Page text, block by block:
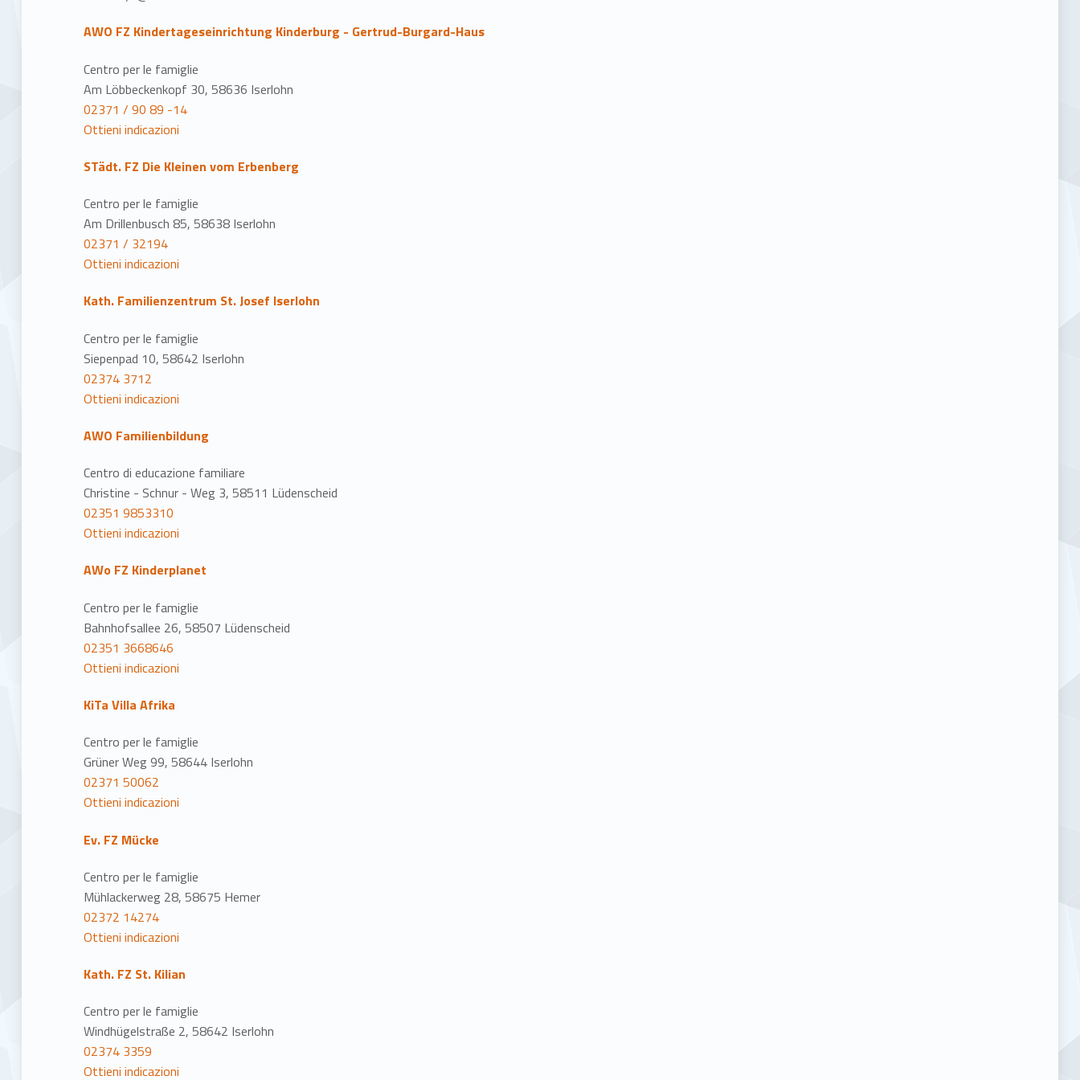
AWO FZ Kindertageseinrichtung Kinderburg - Gertrud-Burgard-Haus
Centro per le famiglie
Am Löbbeckenkopf 30, 58636 Iserlohn
02371 / 90 89 -14
Ottieni indicazioni
STädt. FZ Die Kleinen vom Erbenberg
Centro per le famiglie
Am Drillenbusch 85, 58638 Iserlohn
02371 / 32194
Ottieni indicazioni
Kath. Familienzentrum St. Josef Iserlohn
Centro per le famiglie
Siepenpad 10, 58642 Iserlohn
02374 3712
Ottieni indicazioni
AWO Familienbildung
Centro di educazione familiare
Christine - Schnur - Weg 3, 58511 Lüdenscheid
02351 9853310
Ottieni indicazioni
AWo FZ Kinderplanet
Centro per le famiglie
Bahnhofsallee 26, 58507 Lüdenscheid
02351 3668646
Ottieni indicazioni
KiTa Villa Afrika
Centro per le famiglie
Grüner Weg 99, 58644 Iserlohn
02371 50062
Ottieni indicazioni
Ev. FZ Mücke
Centro per le famiglie
Mühlackerweg 28, 58675 Hemer
02372 14274
Ottieni indicazioni
Kath. FZ St. Kilian
Centro per le famiglie
Windhügelstraße 2, 58642 Iserlohn
02374 3359
Ottieni indicazioni